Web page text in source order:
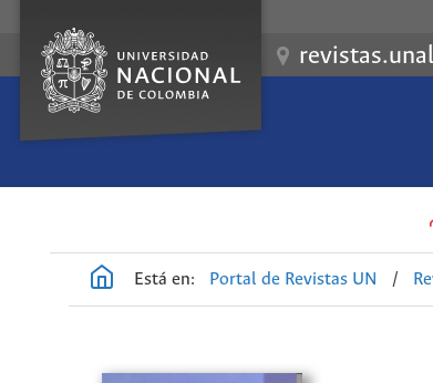
Está en: Portal de Revistas UN /